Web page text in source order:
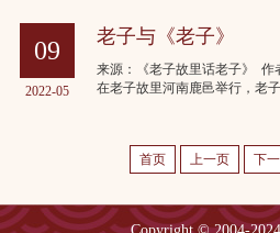
09
2022-05
老子与《老子》
来源：《老子故里话老子》 作
在老子故里河南鹿邑举行，老子
首页 上一页 下